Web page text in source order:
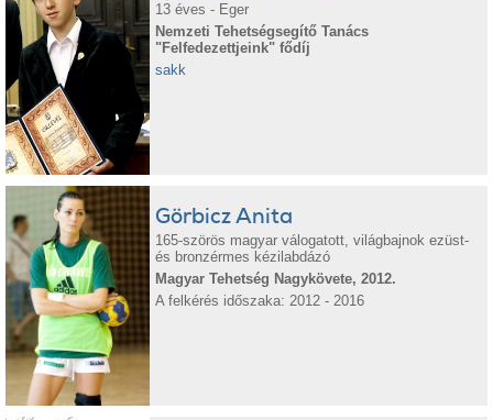
13 éves - Eger
Nemzeti Tehetségsegítő Tanács
"Felfedezettjeink" fődíj
sakk
Görbicz Anita
165-szörös magyar válogatott, világbajnok ezüst-
és bronzérmes kézilabdázó
Magyar Tehetség Nagykövete, 2012.
A felkérés időszaka: 2012 - 2016